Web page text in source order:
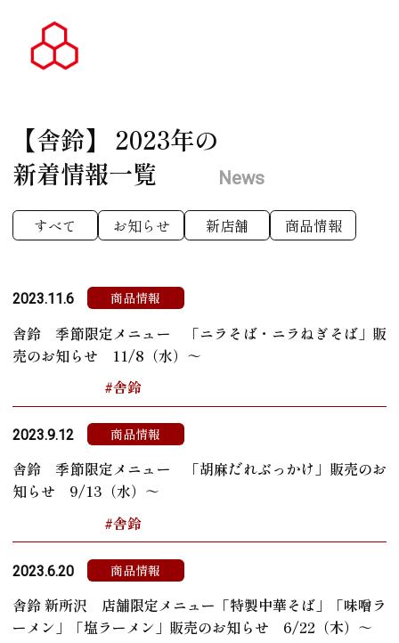
【舎鈴】 2023年の
新着情報一覧
News
すべて お知らせ 新店舗 商品情報
2023.11.6 商品情報
舎鈴 季節限定メニュー 「ニラそば・ニラねぎそば」販
売のお知らせ 11/8（水）～
#舎鈴
2023.9.12 商品情報
舎鈴 季節限定メニュー 「胡麻だれぶっかけ」販売のお
知らせ 9/13（水）～
#舎鈴
2023.6.20 商品情報
舎鈴 新所沢 店舗限定メニュー「特製中華そば」「味噌ラ
ーメン」「塩ラーメン」販売のお知らせ 6/22（木）～